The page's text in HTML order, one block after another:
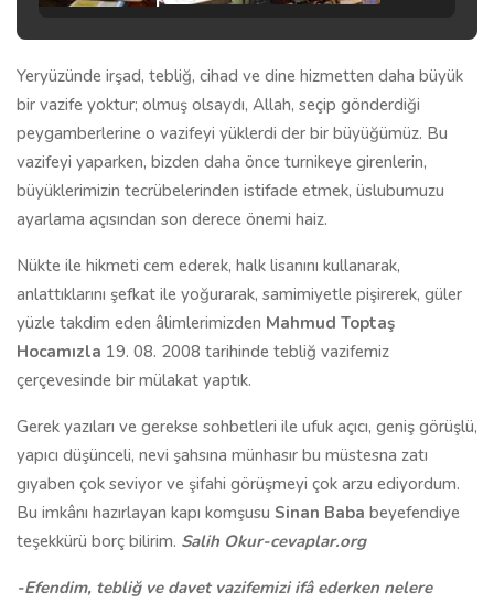
Yeryüzünde irşad, tebliğ, cihad ve dine hizmetten daha büyük
bir vazife yoktur; olmuş olsaydı, Allah, seçip gönderdiği
peygamberlerine o vazifeyi yüklerdi der bir büyüğümüz. Bu
vazifeyi yaparken, bizden daha önce turnikeye girenlerin,
büyüklerimizin tecrübelerinden istifade etmek, üslubumuzu
ayarlama açısından son derece önemi haiz.
Nükte ile hikmeti cem ederek, halk lisanını kullanarak,
anlattıklarını şefkat ile yoğurarak, samimiyetle pişirerek, güler
yüzle takdim eden âlimlerimizden Mahmud Toptaş
Hocamızla 19. 08. 2008 tarihinde tebliğ vazifemiz
çerçevesinde bir mülakat yaptık.
Gerek yazıları ve gerekse sohbetleri ile ufuk açıcı, geniş görüşlü,
yapıcı düşünceli, nevi şahsına münhasır bu müstesna zatı
gıyaben çok seviyor ve şifahi görüşmeyi çok arzu ediyordum.
Bu imkânı hazırlayan kapı komşusu Sinan Baba beyefendiye
teşekkürü borç bilirim. Salih Okur-cevaplar.org
-Efendim, tebliğ ve davet vazifemizi ifâ ederken nelere